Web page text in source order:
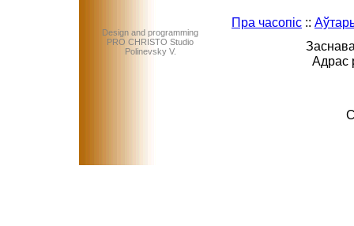
Design and programming
PRO CHRISTO Studio
Polinevsky V.
Пра часопіс ::
Адрас